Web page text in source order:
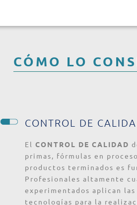
CÓMO LO
CONTROL DE
El CONTROL DE CALIDAD
primas, fórmulas en
productos terminados es
Profesionales altamente
experimentados aplican las
tecnologías para la